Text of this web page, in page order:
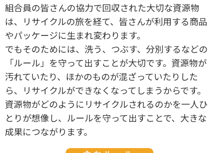
組合員の皆さんの協力で回収された大切な資源物
は、リサイクルの旅を経て、皆さんが利用する商品
やパッケージに生まれ変わります。
でもそのためには、洗う、つぶす、分別するなどの
「ルール」を守って出すことが大切です。資源物が
汚れていたり、ほかのものが混ざっていたりした
ら、リサイクルができなくなってしまうからです。
資源物がどのようにリサイクルされるのかを一人ひ
とりが想像し、ルールを守って出すことで、大きな
成果につながります。